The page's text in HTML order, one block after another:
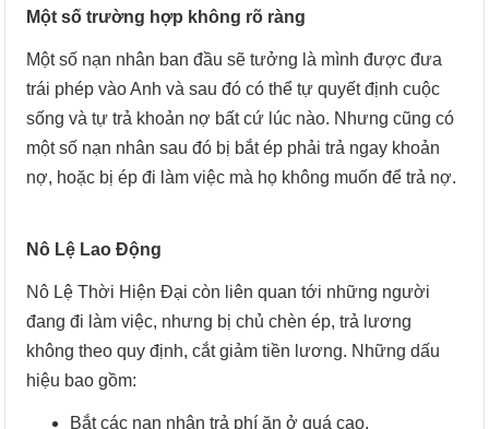
Một số trường hợp không rõ ràng
Một số nạn nhân ban đầu sẽ tưởng là mình được đưa
trái phép vào Anh và sau đó có thể tự quyết định cuộc
sống và tự trả khoản nợ bất cứ lúc nào. Nhưng cũng có
một số nạn nhân sau đó bị bắt ép phải trả ngay khoản
nợ, hoặc bị ép đi làm việc mà họ không muốn để trả nợ.
Nô Lệ Lao Động
Nô Lệ Thời Hiện Đại còn liên quan tới những người
đang đi làm việc, nhưng bị chủ chèn ép, trả lương
không theo quy định, cắt giảm tiền lương. Những dấu
hiệu bao gồm:
Bắt các nạn nhân trả phí ăn ở quá cao.